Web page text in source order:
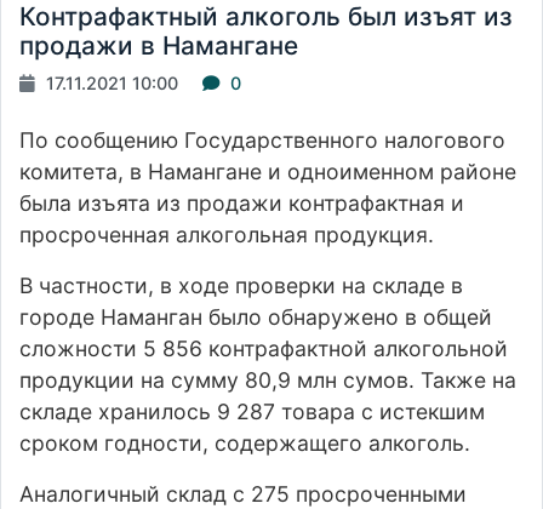
Контрафактный алкоголь был изъят из
продажи в Намангане
17.11.2021 10:00 0
По сообщению Государственного налогового
комитета, в Намангане и одноименном районе
была изъята из продажи контрафактная и
просроченная алкогольная продукция.
В частности, в ходе проверки на складе в
городе Наманган было обнаружено в общей
сложности 5 856 контрафактной алкогольной
продукции на сумму 80,9 млн сумов. Также на
складе хранилось 9 287 товара с истекшим
сроком годности, содержащего алкоголь.
Аналогичный склад с 275 просроченными